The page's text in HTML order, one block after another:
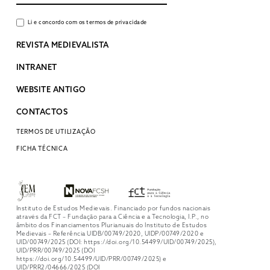
Li e concordo com os termos de privacidade
REVISTA MEDIEVALISTA
INTRANET
WEBSITE ANTIGO
CONTACTOS
TERMOS DE UTILIZAÇÃO
FICHA TÉCNICA
Instituto de Estudos Medievais. Financiado por fundos nacionais
através da FCT – Fundação para a Ciência e a Tecnologia, I.P., no
âmbito dos Financiamentos Plurianuais do Instituto de Estudos
Medievais – Referência UIDB/00749/2020, UIDP/00749/2020 e
UID/00749/2025 (DOI: https://doi.org/10.54499/UID/00749/2025),
UID/PRR/00749/2025 (DOI
https://doi.org/10.54499/UID/PRR/00749/2025) e
UID/PRR2/04666/2025 (DOI